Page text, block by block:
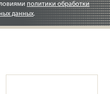
политики обработки
данных.